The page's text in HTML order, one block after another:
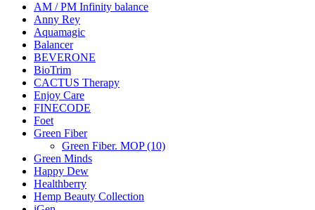
AM / PM Infinity balance
Anny Rey
Aquamagic
Balancer
BEVERONE
BioTrim
CACTUS Therapy
Enjoy Care
FINECODE
Foet
Green Fiber
Green Fiber. MOP (10)
Green Minds
Happy Dew
Healthberry
Hemp Beauty Collection